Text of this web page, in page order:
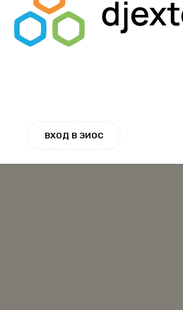
ВХОД В ЭИОС